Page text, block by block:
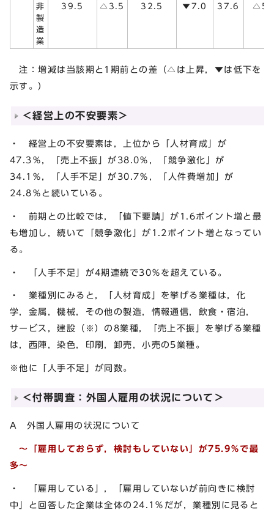
非
製
造
業
39.5 △3.5 32.5 ▼7.0 37.6
注：増減は当該期と1期前との差（△は上昇，▼は低下を
示す。）
＜経営上の不安要素＞
・ 経営上の不安要素は，上位から「人材育成」が
47.3％，「売上不振」が38.0％，「競争激化」が
34.1％，「人手不足」が30.7％，「人件費増加」が
24.8％と続いている。
・ 前期との比較では，「値下要請」が1.6ポイント増と最
も増加し，続いて「競争激化」が1.2ポイント増となってい
る。
・ 「人手不足」が4期連続で30％を超えている。
・ 業種別にみると，「人材育成」を挙げる業種は，化
学，金属，機械，その他の製造，情報通信，飲食・宿泊，
サービス，建設（※）の8業種，「売上不振」を挙げる業種
は，西陣，染色，印刷，卸売，小売の5業種。
※他に「人手不足」が同数。
＜付帯調査：外国人雇用の状況について＞
A 外国人雇用の状況について
～「雇用しておらず，検討もしていない」が75.9％で最
多～
・ 「雇用している」，「雇用していないが前向きに検討
中」と回答した企業は全体の24.1％だが，業種別に見ると